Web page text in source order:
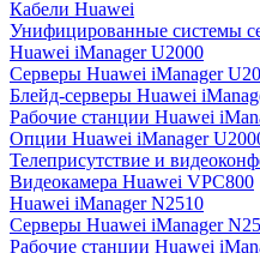
Кабели Huawei
Унифицированные системы
Huawei iManager U2000
Серверы Huawei iManager
Блейд-серверы Huawei
Рабочие станции Huawei
Опции Huawei iManager
Телеприсутствие и
Видеокамера Huawei VPC800
Huawei iManager N2510
Серверы Huawei iManager
Рабочие станции Huawei